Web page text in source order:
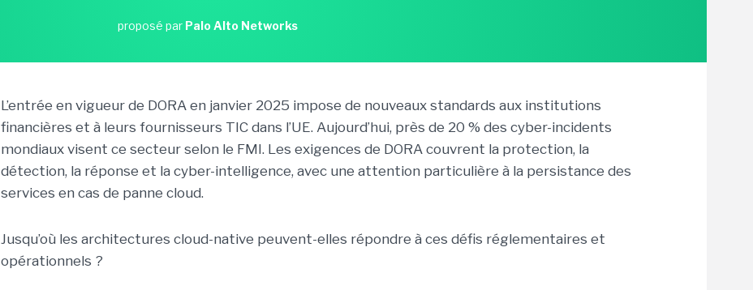
proposé par Palo Alto Networks
L’entrée en vigueur de DORA en janvier 2025 impose de nouveaux standards aux institutions
financières et à leurs fournisseurs TIC dans l’UE. Aujourd’hui, près de 20 % des cyber-incidents
mondiaux visent ce secteur selon le FMI. Les exigences de DORA couvrent la protection, la
détection, la réponse et la cyber-intelligence, avec une attention particulière à la persistance des
services en cas de panne cloud.
Jusqu’où les architectures cloud-native peuvent-elles répondre à ces défis réglementaires et
opérationnels ?